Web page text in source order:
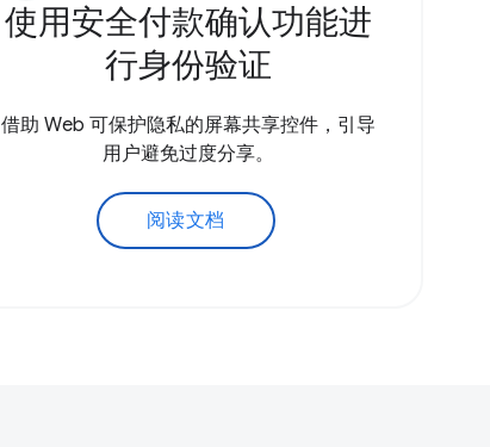
使用安全付款确认功能进
行身份验证
借助 Web 可保护隐私的屏幕共享控件，引导
用户避免过度分享。
阅读文档